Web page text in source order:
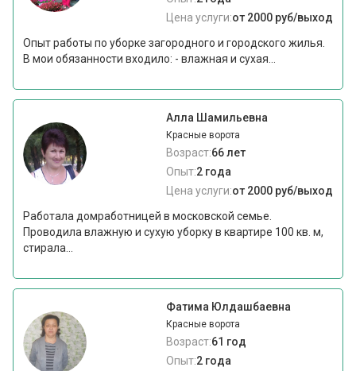
Цена услуги:от 2000 руб/выход
Опыт работы по уборке загородного и городского жилья.
В мои обязанности входило: - влажная и сухая...
Алла Шамильевна
Красные ворота
Возраст:66 лет
Опыт:2 года
Цена услуги:от 2000 руб/выход
Работала домработницей в московской семье.
Проводила влажную и сухую уборку в квартире 100 кв. м,
стирала...
Фатима Юлдашбаевна
Красные ворота
Возраст:61 год
Опыт:2 года